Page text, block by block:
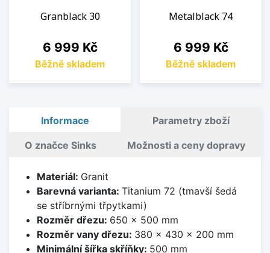
Granblack 30
Cena
6 999 Kč
Běžně skladem
Metalblack 74
Cena
6 999 Kč
Běžně skladem
Informace Parametry zboží
O značce Sinks Možnosti a ceny dopravy
Materiál: Granit
Barevná varianta: Titanium 72 (tmavší šedá
se stříbrnými třpytkami)
Rozměr dřezu: 650 x 500 mm
Rozměr vany dřezu: 380 x 430 x 200 mm
Minimální šířka skříňky: 500 mm